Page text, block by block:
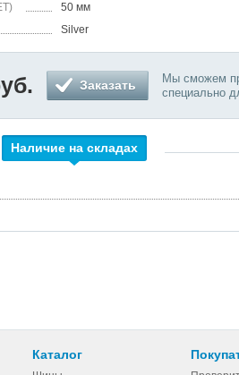
50 мм
Silver
Заказать
Мы сможем
специально
Наличие на складах
Каталог